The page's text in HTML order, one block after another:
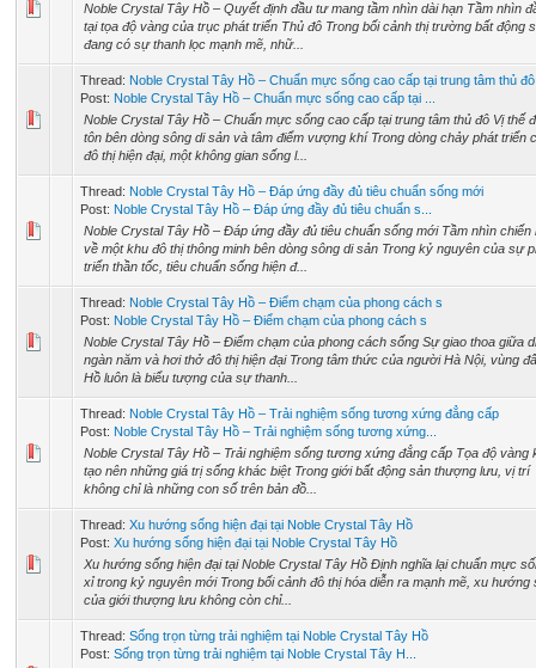
Noble Crystal Tây Hồ – Quyết định đầu tư mang tầm nhìn dài hạn Tầm nhìn
tại tọa độ vàng của trục phát triển Thủ đô Trong bối cảnh thị trường bất động
đang có sự thanh lọc mạnh mẽ, nhữ...
Thread: Noble Crystal Tây Hồ – Chuẩn mực sống cao cấp tại trung tâm thủ đô
Post: Noble Crystal Tây Hồ – Chuẩn mực sống cao cấp tại ...
Noble Crystal Tây Hồ – Chuẩn mực sống cao cấp tại trung tâm thủ đô Vị thế
tôn bên dòng sông di sản và tâm điểm vượng khí Trong dòng chảy phát triển
đô thị hiện đại, một không gian sống l...
Thread: Noble Crystal Tây Hồ – Đáp ứng đầy đủ tiêu chuẩn sống mới
Post: Noble Crystal Tây Hồ – Đáp ứng đầy đủ tiêu chuẩn s...
Noble Crystal Tây Hồ – Đáp ứng đầy đủ tiêu chuẩn sống mới Tầm nhìn chiến
về một khu đô thị thông minh bên dòng sông di sản Trong kỷ nguyên của sự
triển thần tốc, tiêu chuẩn sống hiện đ...
Thread: Noble Crystal Tây Hồ – Điểm chạm của phong cách s
Post: Noble Crystal Tây Hồ – Điểm chạm của phong cách s
Noble Crystal Tây Hồ – Điểm chạm của phong cách sống Sự giao thoa giữa
ngàn năm và hơi thở đô thị hiện đại Trong tâm thức của người Hà Nội, vùng
Hồ luôn là biểu tượng của sự thanh...
Thread: Noble Crystal Tây Hồ – Trải nghiệm sống tương xứng đẳng cấp
Post: Noble Crystal Tây Hồ – Trải nghiệm sống tương xứng...
Noble Crystal Tây Hồ – Trải nghiệm sống tương xứng đẳng cấp Tọa độ vàng
tạo nên những giá trị sống khác biệt Trong giới bất động sản thượng lưu, vị trí
không chỉ là những con số trên bản đồ...
Thread: Xu hướng sống hiện đại tại Noble Crystal Tây Hồ
Post: Xu hướng sống hiện đại tại Noble Crystal Tây Hồ
Xu hướng sống hiện đại tại Noble Crystal Tây Hồ Định nghĩa lại chuẩn mực
xỉ trong kỷ nguyên mới Trong bối cảnh đô thị hóa diễn ra mạnh mẽ, xu hướng
của giới thượng lưu không còn chỉ...
Thread: Sống trọn từng trải nghiệm tại Noble Crystal Tây Hồ
Post: Sống trọn từng trải nghiệm tại Noble Crystal Tây H...